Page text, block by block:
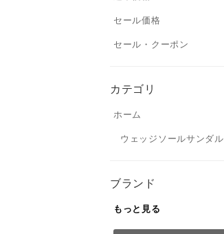
セール価格
セール・クーポン
カテゴリ
ホーム
ウェッジソールサンダル
ブランド
もっと見る